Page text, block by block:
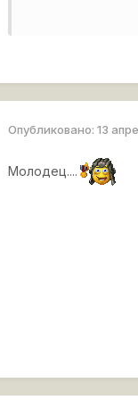
Опубликовано:13
Молодец....